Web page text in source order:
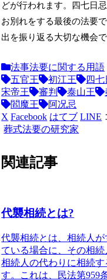
どが行われます。四七日
お別れをする最後の法要
出を振り返る大切な機会で
法事法要に関する用語
五官王
初江王 四
宋帝王
審判 泰山王
閻魔王
阿况忌
X Facebook はてブ LINE
葬式法要の研究家
関連記事
代襲相続とは?
代襲相続とは、相続人
ている場合に、その相
相続人の代わりに相続す
す。これは、民法第959